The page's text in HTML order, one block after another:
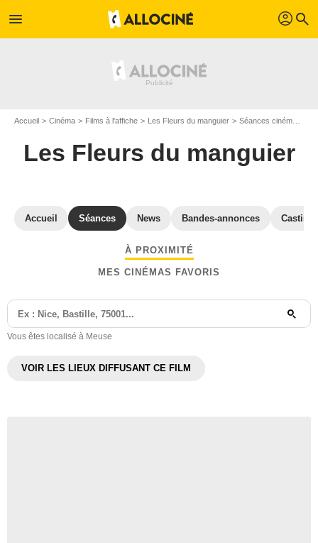
menu profil search
Accueil Cinéma Films à l'affiche Les Fleurs du manguier Séances cinéma Les Fleurs du manguier
Les Fleurs du manguier
Accueil Séances News Bandes-annonces Casting
À PROXIMITÉ
MES CINÉMAS FAVORIS
Vous êtes localisé à Meuse
VOIR LES LIEUX DIFFUSANT CE FILM